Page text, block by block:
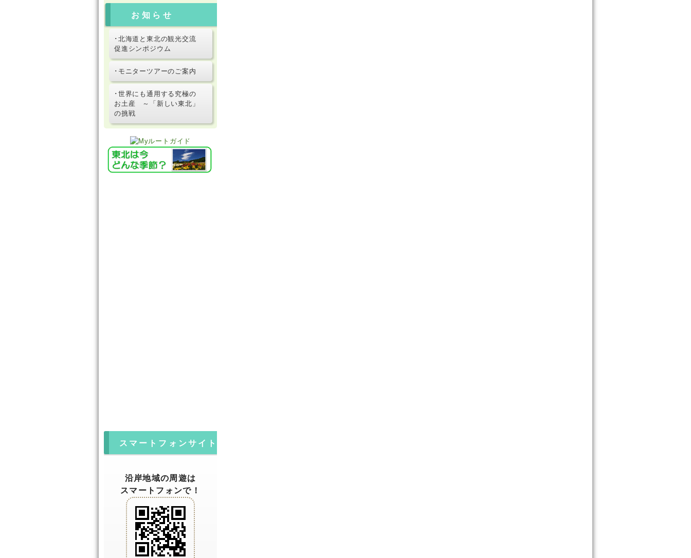
お知らせ
･北海道と東北の観光交流
促進シンポジウム
･モニターツアーのご案内
･世界にも通用する究極の
お土産 ～「新しい東北」
の挑戦
スマートフォンサイト
沿岸地域の周遊は
スマートフォンで！